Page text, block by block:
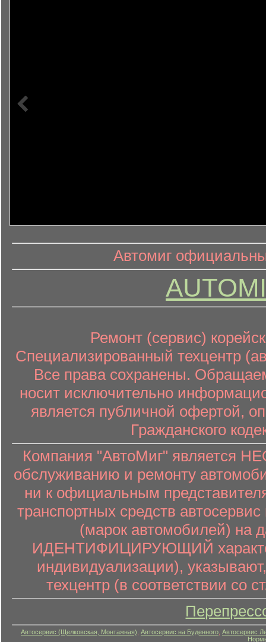
информационный контент
Автомиг
Ремонт (сервис)
Специализированный техцентр
Все права сохранены.
носит исключительно
является публичной офертой,
Гражданского
Компания "АвтоМиг" является
обслуживанию и ремонту
ни к официальным
транспортных средств
(марок автомобилей) на
ИДЕНТИФИЦИРУЮЩИЙ характер
индивидуализации),
техцентр (в соответствии со
Автосервис (Щелковская, Монтажная) Автосервис на Буденного Автосервис